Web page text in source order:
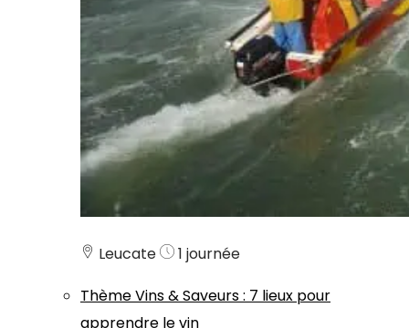
Leucate
1 journée
ThèmeVins & Saveurs: 7 lieux pour
apprendre le vin